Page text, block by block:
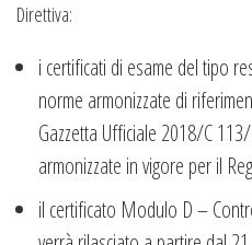
Direttiva:
i certificati di esame del tipo
norme armonizzate di
Gazzetta Ufficiale 2018/C
armonizzate in vigore per il
il certificato Modulo D –